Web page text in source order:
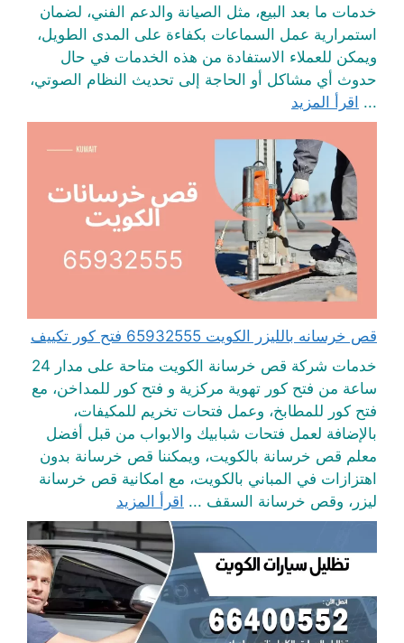
خدمات ما بعد البيع، مثل الصيانة والدعم الفني، لضمان
استمرارية عمل السماعات بكفاءة على المدى الطويل،
ويمكن للعملاء الاستفادة من هذه الخدمات في حال
حدوث أي مشاكل أو الحاجة إلى تحديث النظام الصوتي،
... اقرأ المزيد
قص خرسانه بالليزر الكويت 65932555 فتح كور تكييف
خدمات شركة قص خرسانة الكويت متاحة على مدار 24
ساعة من فتح كور تهوية مركزية و فتح كور للمداخن، مع
فتح كور للمطابخ، وعمل فتحات تخريم للمكيفات،
بالإضافة لعمل فتحات شبابيك والابواب من قبل أفضل
معلم قص خرسانة بالكويت، ويمكننا قص خرسانة بدون
اهتزازات في المباني بالكويت، مع امكانية قص خرسانة
ليزر، وقص خرسانة السقف ... اقرأ المزيد